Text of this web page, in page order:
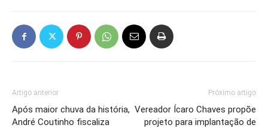
Artigo anterior
Após maior chuva da história,
André Coutinho fiscaliza
Próximo artigo
Vereador Ícaro Chaves propõe
projeto para implantação de